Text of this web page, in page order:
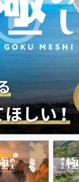
チャレンジ